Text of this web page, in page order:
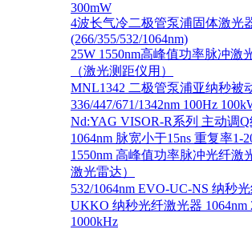
300mW
4波长气冷二极管泵浦固体激光
(266/355/532/1064nm)
25W 1550nm高峰值功率脉冲激
（激光测距仪用）
MNL1342 二极管泵浦亚纳秒被
336/447/671/1342nm 100Hz
Nd:YAG VISOR-R系列 主动调
1064nm 脉宽小于15ns 重复率1-
1550nm 高峰值功率脉冲光纤激
激光雷达）
532/1064nm EVO-UC-NS 纳秒
UKKO 纳秒光纤激光器 1064nm
1000kHz